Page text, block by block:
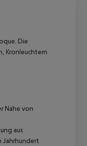
Die
Kronleuchtern
Nähe von
aus
Jahrhundert